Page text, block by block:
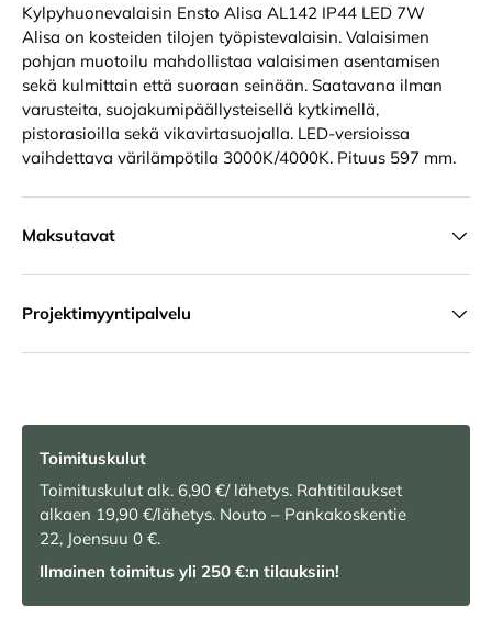
Kylpyhuonevalaisin Ensto Alisa AL142 IP44 LED 7W
Alisa on kosteiden tilojen työpistevalaisin. Valaisimen
pohjan muotoilu mahdollistaa valaisimen asentamisen
sekä kulmittain että suoraan seinään. Saatavana ilman
varusteita, suojakumipäällysteisellä kytkimellä,
pistorasioilla sekä vikavirtasuojalla. LED-versioissa
vaihdettava värilämpötila 3000K/4000K. Pituus 597 mm.
Maksutavat
Projektimyyntipalvelu
Toimituskulut
Toimituskulut alk. 6,90 €/ lähetys. Rahtitilaukset
alkaen 19,90 €/lähetys. Nouto – Pankakoskentie
22, Joensuu 0 €.
Ilmainen toimitus yli 250 €:n tilauksiin!